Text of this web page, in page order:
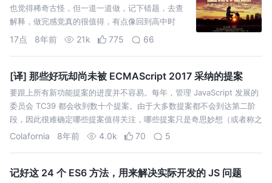
也觉得稀奇古怪，但一道一道做，记下错题，去查
解释，做完感觉真的很值得，有点像回到高中时
候，就想到了沙耶加。如果在学习路上疲惫了，安
17点 8年前 21k 775 66
[译] 那些好玩却尚未被 ECMAScript 2017 采纳的提案
要跟上所有新功能提案的进度并不容易。每年，管理 JavaScript 发展的
委员会 TC39 都会收到数十个提案。由于大多数提案都不会到达第二阶
段，因此很难确定哪些提案值得关注，哪些提案只是奇思妙想（或者称之
为异想天开）。 由于现在越来越多的提案涌现出来，想要只停留在这些
Colafornia 8年前 4.0k 70 5
记好这 24 个 ES6 方法，用来解决实际开发的 JS 问题